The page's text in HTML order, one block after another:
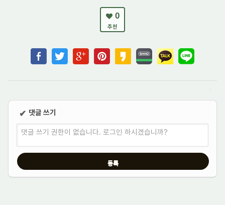
0
추천
✔ 댓글 쓰기
댓글 쓰기 권한이 없습니다. 로그인 하시겠습니까?